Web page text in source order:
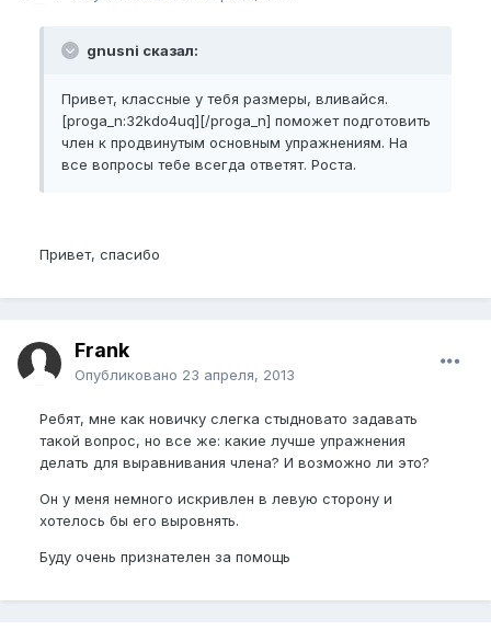
gnusni сказал:
Привет, классные у тебя размеры, вливайся.
[proga_n:32kdo4uq][/proga_n] поможет подготовить
член к продвинутым основным упражнениям. На
все вопросы тебе всегда ответят. Роста.
Привет, спасибо
Frank
Опубликовано 23 апреля, 2013
Ребят, мне как новичку слегка стыдновато задавать
такой вопрос, но все же: какие лучше упражнения
делать для выравнивания члена? И возможно ли это?
Он у меня немного искривлен в левую сторону и
хотелось бы его выровнять.
Буду очень признателен за помощь